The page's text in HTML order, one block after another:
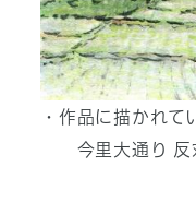
・作品に描かれて
今里大通り 反